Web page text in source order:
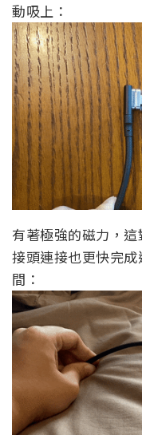
動吸上：
有著極強的磁力，
接頭連接也更快完
間：